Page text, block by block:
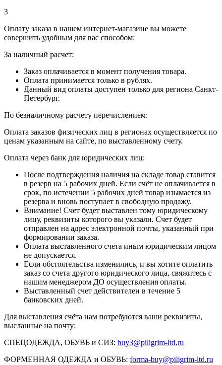
3
Оплату заказа в нашем интернет-магазине вы можете
совершить удобным для вас способом:
За наличный расчет:
Заказ оплачивается в момент получения товара.
Оплата принимается только в рублях.
Данный вид оплаты доступен только для региона Санкт-
Петербург.
По безналичному расчету перечислением:
Оплата заказов физических лиц в регионах осуществляется по
ценам указанным на сайте, по выставленному счету.
Оплата через банк для юридических лиц:
После подтверждения наличия на складе товар ставится
в резерв на 5 рабочих дней. Если счёт не оплачивается в
срок, по истечении 5 рабочих дней товар изымается из
резерва и вновь поступает в свободную продажу.
Внимание! Счет будет выставлен тому юридическому
лицу, реквизиты которого вы указали. Счет будет
отправлен на адрес электронной почты, указанный при
формировании заказа.
Оплата выставленного счета иным юридическим лицом
не допускается.
Если обстоятельства изменились, и вы хотите оплатить
заказ со счета другого юридического лица, свяжитесь с
нашим менеджером ДО осуществления оплаты.
Выставленный счет действителен в течение 5
банковских дней.
Для выставления счёта нам потребуются ваши реквизиты,
высланные на почту:
СПЕЦОДЕЖДА, ОБУВЬ и СИЗ: buy3@piligrim-ltd.ru
ФОРМЕННАЯ ОДЕЖДА и ОБУВЬ: forma-buy@piligrim-ltd.ru